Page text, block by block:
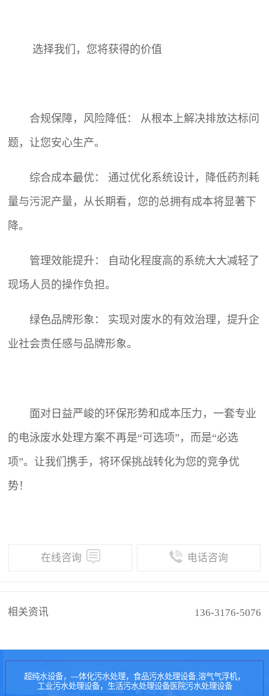
选择我们，您将获得的价值
合规保障，风险降低： 从根本上解决排放达标问
题，让您安心生产。
综合成本最优： 通过优化系统设计，降低药剂耗
量与污泥产量，从长期看，您的总拥有成本将显著下
降。
管理效能提升： 自动化程度高的系统大大减轻了
现场人员的操作负担。
绿色品牌形象： 实现对废水的有效治理，提升企
业社会责任感与品牌形象。
面对日益严峻的环保形势和成本压力，一套专业
的电泳废水处理方案不再是“可选项”，而是“必选
项”。让我们携手，将环保挑战转化为您的竞争优
势！
在线咨询 电话咨询
相关资讯 136-3176-5076
超纯水设备，—体化污水处理，食品污水处理设备,溶气气浮机，
工业污水处理设备，生活污水处理设备医院污水处理设备